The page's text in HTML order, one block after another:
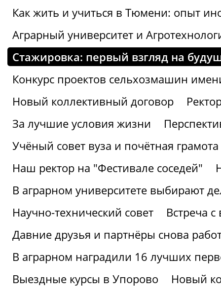
Как жить и учиться в Тюмени: опыт
Аграрный университет и
Стажировка: первый взгляд на
Конкурс проектов сельхозмашин
Новый коллективный договор
За лучшие условия жизни
Учёный совет вуза и почётная
Наш ректор на "Фестивале соседей"
В аграрном университете выбирают
Научно-технический совет
Встреча
Давние друзья и партнёры снова
В аграрном наградили 16 лучших
Выездные курсы в Упорово
Новый